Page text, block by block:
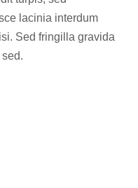
lacinia interdum
Sed fringilla gravida